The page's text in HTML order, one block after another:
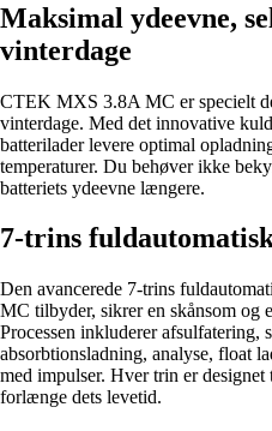
Maksimal ydeevne,
vinterdage
CTEK MXS 3.8A MC er specielt
vinterdage. Med det innovative
batterilader levere optimal
temperaturer. Du behøver ikke
batteriets ydeevne længere.
7-trins
Den avancerede 7-trins
MC tilbyder, sikrer en skånsom og
Processen inkluderer afsulfatering,
absorbtionsladning, analyse, float
med impulser. Hver trin er
forlænge dets levetid.